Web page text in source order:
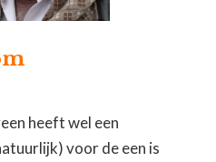
heeft wel een
voor de een is